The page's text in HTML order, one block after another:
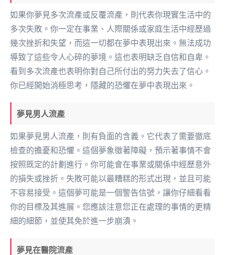
如果你夢見多次流產或反覆流產，則代表你現實生活中的
多次失敗。你一定在事業、人際關係或家庭生活中經歷過
幾次挫折和失望，而這一切都在夢中表現出來。無法成功
導致了這些令人心碎的夢境。這也表明缺乏自信和自卑。
看到多次流產也表明你對自己所付出的努力失去了信心。
你已經開始消極思考，隱藏的恐懼在夢中表現出來。
夢見男人流產
如果夢見男人流產，則有負面的含義。它代表了需要徹底
檢查的擔憂和恐懼。這個夢象徵著障礙，預示著事情不會
按照既定的計劃進行。你可能會在事業或關係中經歷意外
的損失或挫折。失敗可能以最糟糕的形式出現，並且可能
不容易接受。這個夢可能是一個警告信號，讓你仔細看看
你的目標及其進展。您應該注意您正在處理的事情的更精
細的細節，並使其免於進一步崩潰。
夢見在醫院流產